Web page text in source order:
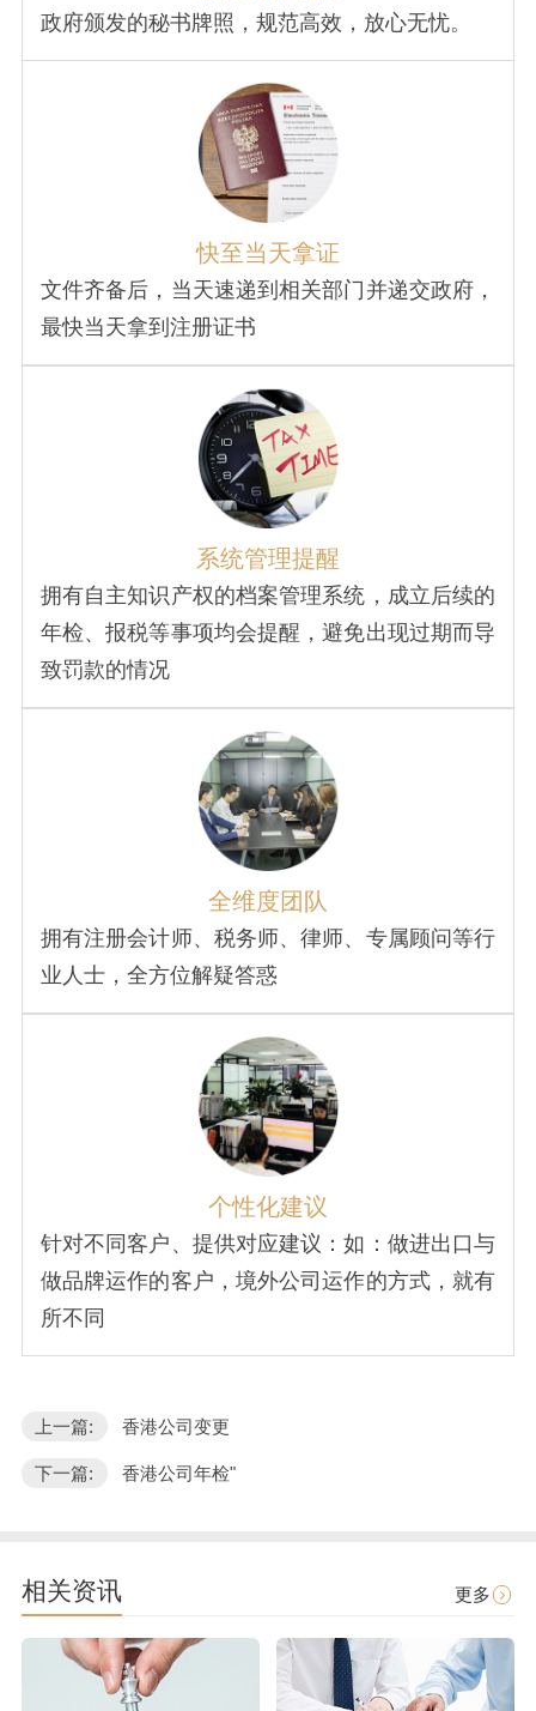
政府颁发的秘书牌照，规范高效，放心无忧。
快至当天拿证
文件齐备后，当天速递到相关部门并递交政府，
最快当天拿到注册证书
系统管理提醒
拥有自主知识产权的档案管理系统，成立后续的
年检、报税等事项均会提醒，避免出现过期而导
致罚款的情况
全维度团队
拥有注册会计师、税务师、律师、专属顾问等行
业人士，全方位解疑答惑
个性化建议
针对不同客户、提供对应建议：如：做进出口与
做品牌运作的客户，境外公司运作的方式，就有
所不同
上一篇: 香港公司变更
下一篇: 香港公司年检"
相关资讯 更多